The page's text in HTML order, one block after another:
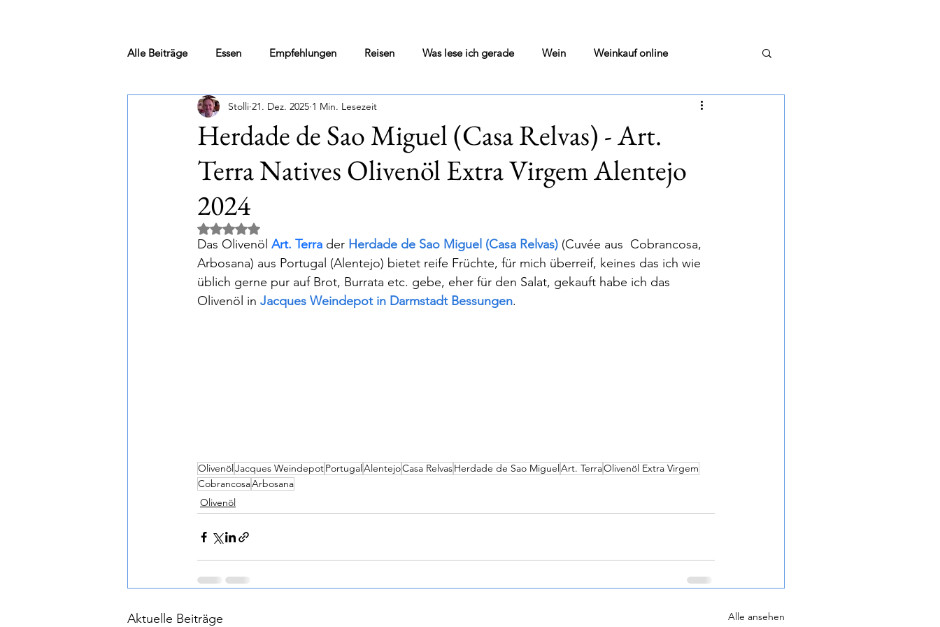
Alle Beiträge Essen Empfehlungen Reisen Was lese ich gerade Wein Weinkauf online
Weinkauf vor Ort Merum Wine Blog
Jack „out“ the box & andere Kuriosi Olivenöl Kultur Pur Darmstadt geht aus Vorstellungsrunde
Newsletter Eventankündigungen
Das "kleine" Wein ABC...
Herdade de Sao Miguel (Casa Relvas) - Art.
Terra Natives Olivenöl Extra Virgem Alentejo
2024
Stolli 21. Dez. 2025 1 Min. Lesezeit
Mit NaN von 5 Sternen bewertet.
Das Olivenöl Art. Terra der Herdade de Sao Miguel (Casa Relvas) (Cuvée aus Cobrancosa,
Arbosana) aus Portugal (Alentejo) bietet reife Früchte, für mich überreif, keines das ich wie
üblich gerne pur auf Brot, Burrata etc. gebe, eher für den Salat, gekauft habe ich das
Olivenöl in Jacques Weindepot in Darmstadt Bessungen.
OlivenölJacques WeindepotPortugalAlentejoCasa RelvasHerdade de Sao MiguelArt. TerraOlivenöl Extra Virgem
CobrancosaArbosana
Olivenöl
Aktuelle Beiträge Alle ansehen